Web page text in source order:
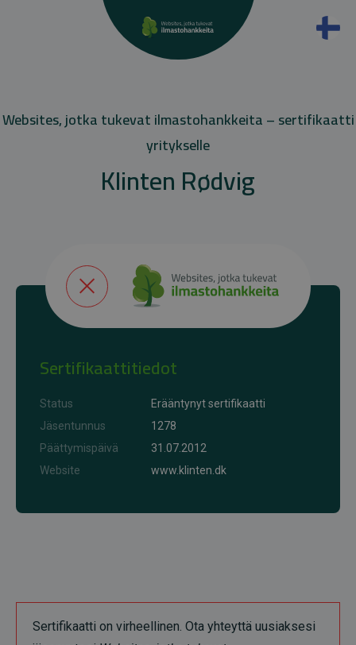
Websites, jotka tukevat ilmastohankkeita – sertifikaatti
yritykselle
Klinten Rødvig
Sertifikaattitiedot
Status
Erääntynyt sertifikaatti
Jäsentunnus
1278
Päättymispäivä
31.07.2012
Website
www.klinten.dk
Sertifikaatti on virheellinen. Ota yhteyttä uusiaksesi